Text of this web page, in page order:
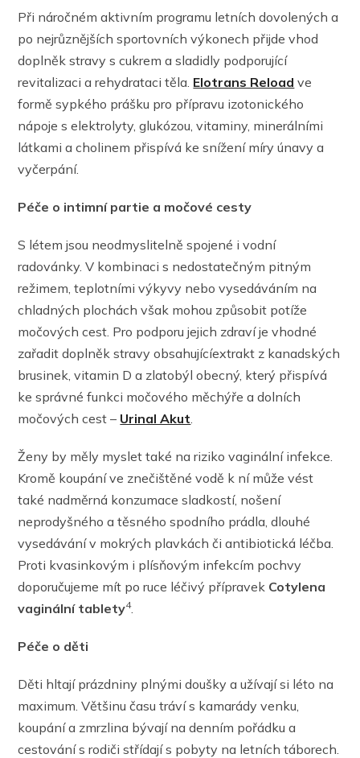
Při náročném aktivním programu letních dovolených a
po nejrůznějších sportovních výkonech přijde vhod
doplněk stravy s cukrem a sladidly podporující
revitalizaci a rehydrataci těla. Elotrans Reload ve
formě sypkého prášku pro přípravu izotonického
nápoje s elektrolyty, glukózou, vitaminy, minerálními
látkami a cholinem přispívá ke snížení míry únavy a
vyčerpání.
Péče o intimní partie a močové cesty
S létem jsou neodmyslitelně spojené i vodní
radovánky. V kombinaci s nedostatečným pitným
režimem, teplotními výkyvy nebo vysedáváním na
chladných plochách však mohou způsobit potíže
močových cest. Pro podporu jejich zdraví je vhodné
zařadit doplněk stravy obsahujícíextrakt z kanadských
brusinek, vitamin D a zlatobýl obecný, který přispívá
ke správné funkci močového měchýře a dolních
močových cest – Urinal Akut.
Ženy by měly myslet také na riziko vaginální infekce.
Kromě koupání ve znečištěné vodě k ní může vést
také nadměrná konzumace sladkostí, nošení
neprodyšného a těsného spodního prádla, dlouhé
vysedávání v mokrých plavkách či antibiotická léčba.
Proti kvasinkovým i plísňovým infekcím pochvy
doporučujeme mít po ruce léčivý přípravek Cotylena
vaginální tablety4.
Péče o děti
Děti hltají prázdniny plnými doušky a užívají si léto na
maximum. Většinu času tráví s kamarády venku,
koupání a zmrzlina bývají na denním pořádku a
cestování s rodiči střídají s pobyty na letních táborech.